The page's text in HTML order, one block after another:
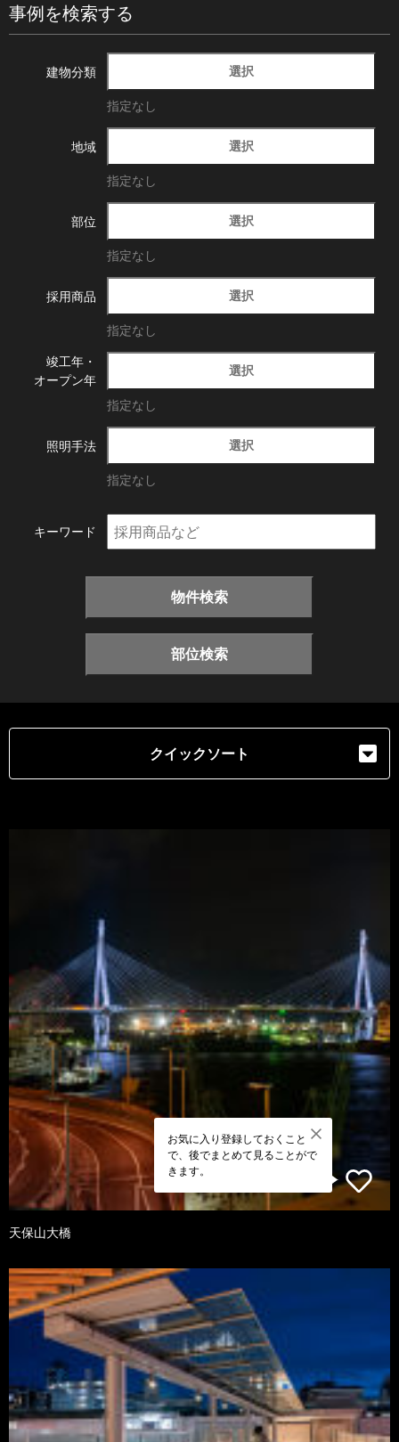
事例を検索する
建物分類 選択
指定なし
地域 選択
指定なし
部位 選択
指定なし
採用商品 選択
指定なし
竣工年・
オープン年
選択
指定なし
照明手法 選択
指定なし
キーワード
物件検索
部位検索
クイックソート
お気に入り登録しておくこと
で、後でまとめて見ることがで
きます。
天保山大橋